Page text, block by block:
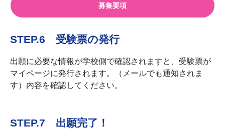
募集要項
STEP.6 受験票の発行
出願に必要な情報が学校側で確認されますと、受験票が
マイページに発行されます。（メールでも通知されま
す）内容を確認してください。
STEP.7 出願完了！